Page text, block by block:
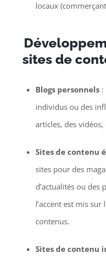
locaux
sites de
Blogs personnels:
individus ou des
articles, des
Sites de contenu
sites pour des
d’actualités ou des
l’accent est mis
contenus.
Sites de contenu